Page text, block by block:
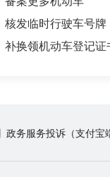
核发临时行驶车号牌
政务服务投诉（支付宝